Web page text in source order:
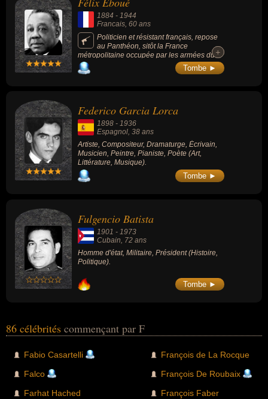
1884 - 1944
Francais , 60 ans
Politicien et résistant français, repose
au Panthéon, sitôt la France
métropolitaine occupée par les armées du
IIIe Reich, étant le gouverneur du Tchad,
alors possession coloniale française, il range
+
+
Tombe ►
Federico Garcia Lorca
1898 - 1936
Espagnol, 38 ans
Artiste, Compositeur, Dramaturge, Écrivain,
Musicien, Peintre, Pianiste, Poète (Art,
Littérature, Musique).
Tombe ►
Fulgencio Batista
1901 - 1973
Cubain , 72 ans
Homme d'état, Militaire, Président (Histoire,
Politique).
Tombe ►
86 célébrités commençant par F
Fabio Casartelli
Falco
Farhat Hached
François de La Rocque
François De Roubaix
François Faber